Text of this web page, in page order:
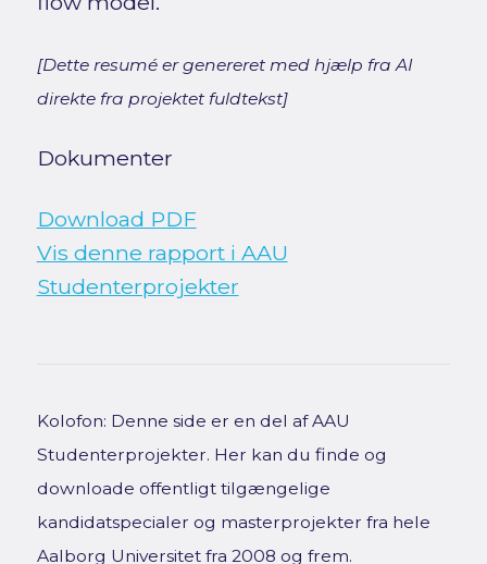
[Dette resumé er genereret med hjælp fra AI
direkte fra projektet fuldtekst]
Dokumenter
Download PDF
Vis denne rapport i AAU
Studenterprojekter
Kolofon: Denne side er en del af AAU
Studenterprojekter. Her kan du finde og
downloade offentligt tilgængelige
kandidatspecialer og masterprojekter fra hele
Aalborg Universitet fra 2008 og frem.